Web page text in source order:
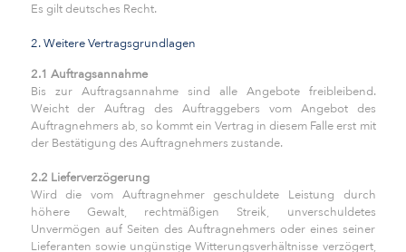
Es gilt deutsches Recht.
2. Weitere Vertragsgrundlagen
2.1 Auftragsannahme
Bis zur Auftragsannahme sind alle Angebote freibleibend.
Weicht der Auftrag des Auftraggebers vom Angebot des
Auftragnehmers ab, so kommt ein Vertrag in diesem Falle erst mit
der Bestätigung des Auftragnehmers zustande.
2.2 Lieferverzögerung
Wird die vom Auftragnehmer geschuldete Leistung durch
höhere Gewalt, rechtmäßigen Streik, unverschuldetes
Unvermögen auf Seiten des Auftragnehmers oder eines seiner
Lieferanten sowie ungünstige Witterungsverhältnisse verzögert,